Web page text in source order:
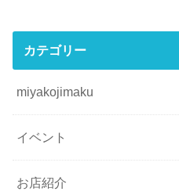
カテゴリー
miyakojimaku
イベント
お店紹介